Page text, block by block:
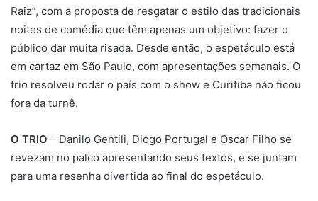
Raiz”, com a proposta de resgatar o estilo das tradicionais
noites de comédia que têm apenas um objetivo: fazer o
público dar muita risada. Desde então, o espetáculo está
em cartaz em São Paulo, com apresentações semanais. O
trio resolveu rodar o país com o show e Curitiba não ficou
fora da turnê.
O TRIO – Danilo Gentili, Diogo Portugal e Oscar Filho se
revezam no palco apresentando seus textos, e se juntam
para uma resenha divertida ao final do espetáculo.